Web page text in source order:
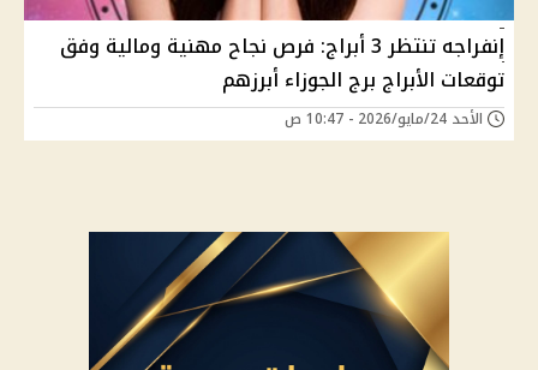
إنفراجه تنتظر 3 أبراج: فرص نجاح مهنية ومالية وفق
توقعات الأبراج برج الجوزاء أبرزهم
الأحد 24/مايو/2026 - 10:47 ص